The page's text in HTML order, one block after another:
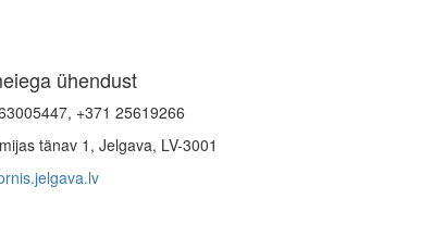
ühendust
+371 25619266
tänav 1, Jelgava, LV-3001